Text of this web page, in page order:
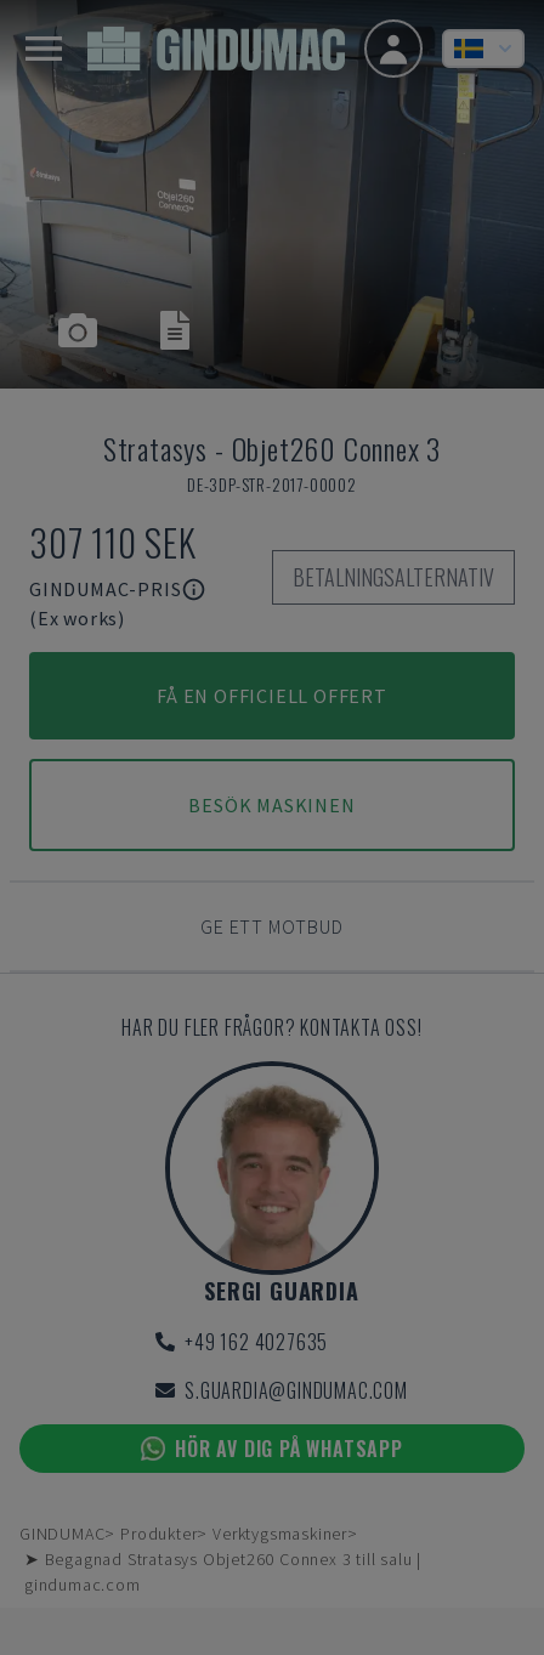
Stratasys - Objet260 Connex 3
DE-3DP-STR-2017-00002
307 110 SEK
GINDUMAC-PRIS
(Ex works)
BETALNINGSALTERNATIV
FÅ EN OFFICIELL OFFERT
BESÖK MASKINEN
GE ETT MOTBUD
HAR DU FLER FRÅGOR? KONTAKTA OSS!
SERGI GUARDIA
+49 162 4027635
S.GUARDIA@GINDUMAC.COM
HÖR AV DIG PÅ WHATSAPP
GINDUMAC Produkter
Verktygsmaskiner
➤ Begagnad Stratasys Objet260 Connex 3 till salu |
gindumac.com